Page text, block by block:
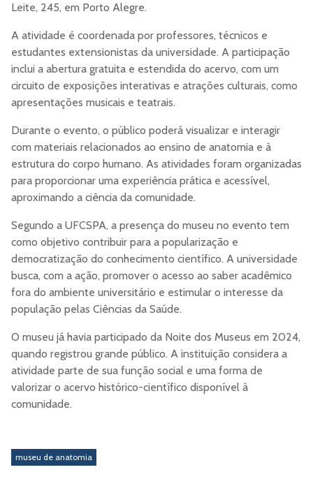
Leite, 245, em Porto Alegre.
A atividade é coordenada por professores, técnicos e
estudantes extensionistas da universidade. A participação
inclui a abertura gratuita e estendida do acervo, com um
circuito de exposições interativas e atrações culturais, como
apresentações musicais e teatrais.
Durante o evento, o público poderá visualizar e interagir
com materiais relacionados ao ensino de anatomia e à
estrutura do corpo humano. As atividades foram organizadas
para proporcionar uma experiência prática e acessível,
aproximando a ciência da comunidade.
Segundo a UFCSPA, a presença do museu no evento tem
como objetivo contribuir para a popularização e
democratização do conhecimento científico. A universidade
busca, com a ação, promover o acesso ao saber acadêmico
fora do ambiente universitário e estimular o interesse da
população pelas Ciências da Saúde.
O museu já havia participado da Noite dos Museus em 2024,
quando registrou grande público. A instituição considera a
atividade parte de sua função social e uma forma de
valorizar o acervo histórico-científico disponível à
comunidade.
museu de anatomia